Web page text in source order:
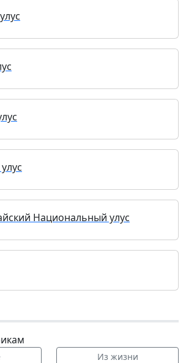
Национальный улус
Из жизни